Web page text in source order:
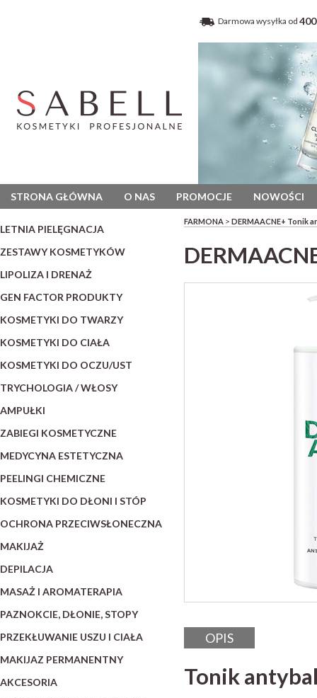
Darmowa wysyłka od 400
STRONA GŁÓWNA O NAS PROMOCJE NOWOŚCI
LETNIA PIELĘGNACJA
ZESTAWY KOSMETYKÓW
LIPOLIZA I DRENAŻ
GEN FACTOR PRODUKTY
KOSMETYKI DO TWARZY
KOSMETYKI DO CIAŁA
KOSMETYKI DO OCZU/UST
TRYCHOLOGIA / WŁOSY
AMPUŁKI
ZABIEGI KOSMETYCZNE
MEDYCYNA ESTETYCZNA
PEELINGI CHEMICZNE
KOSMETYKI DO DŁONI I STÓP
OCHRONA PRZECIWSŁONECZNA
MAKIJAŻ
DEPILACJA
MASAŻ I AROMATERAPIA
PAZNOKCIE, DŁONIE, STOPY
PRZEKŁUWANIE USZU I CIAŁA
MAKIJAZ PERMANENTNY
AKCESORIA
FARMONA > DERMAACNE+ Tonik
OPIS
Tonik